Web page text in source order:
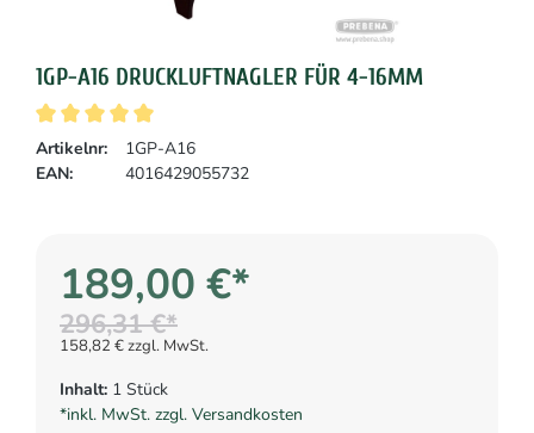
1GP-A16 DRUCKLUFTNAGLER FÜR 4-16MM
Artikelnr:
1GP-A16
EAN:
4016429055732
189,00 €*
296,31 €*
158,82 € zzgl. MwSt.
Inhalt: 1 Stück
*inkl. MwSt. zzgl. Versandkosten